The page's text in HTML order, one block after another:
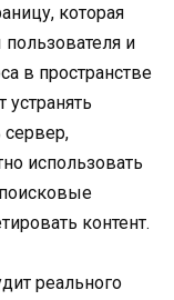
которая
и
в пространстве
устранять
сервер,
использовать
контент.
реального